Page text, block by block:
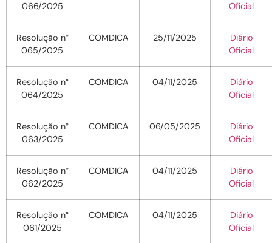
066/2025
Oficial
Resolução n°
065/2025
COMDICA 25/11/2025
Diário
Oficial
Resolução n°
064/2025
COMDICA 04/11/2025
Diário
Oficial
Resolução n°
063/2025
COMDICA 06/05/2025
Diário
Oficial
Resolução n°
062/2025
COMDICA 04/11/2025
Diário
Oficial
Resolução n°
061/2025
COMDICA 04/11/2025
Diário
Oficial